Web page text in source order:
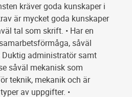
kräver goda kunskaper i
är mycket goda kunskaper
tal som skrift. • Har en
såväl
Duktig administratör samt
såväl mekanisk som
teknik, mekanik och är
av uppgifter. •